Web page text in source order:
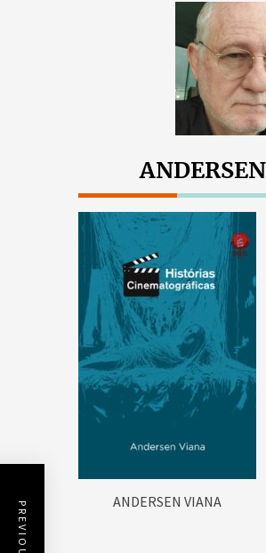
ANDERSEN VIANA